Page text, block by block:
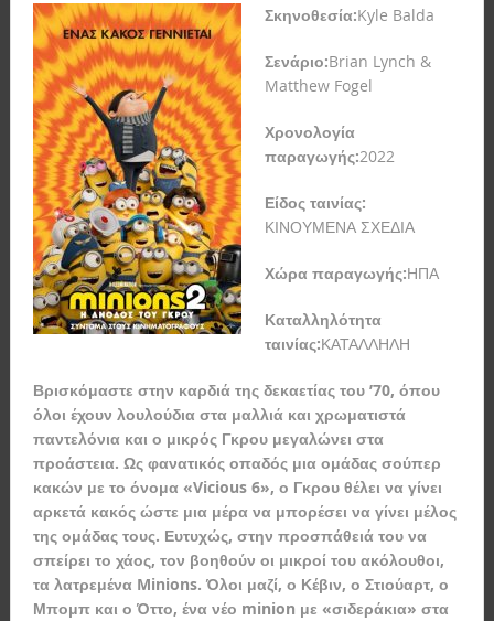
Σκηνοθεσία:Kyle Balda
Σενάριο:Brian Lynch &
Matthew Fogel
Χρονολογία
παραγωγής:2022
Είδος ταινίας:
ΚΙΝΟΥΜΕΝΑ ΣΧΕΔΙΑ
Χώρα παραγωγής:ΗΠΑ
Καταλληλότητα
ταινίας:ΚΑΤΑΛΛΗΛΗ
Βρισκόμαστε στην καρδιά της δεκαετίας του ’70, όπου
όλοι έχουν λουλούδια στα μαλλιά και χρωματιστά
παντελόνια και ο μικρός Γκρου μεγαλώνει στα
προάστεια. Ως φανατικός οπαδός μια ομάδας σούπερ
κακών με το όνομα «Vicious 6», ο Γκρου θέλει να γίνει
αρκετά κακός ώστε μια μέρα να μπορέσει να γίνει μέλος
της ομάδας τους. Ευτυχώς, στην προσπάθειά του να
σπείρει το χάος, τον βοηθούν οι μικροί του ακόλουθοι,
τα λατρεμένα Minions. Όλοι μαζί, ο Κέβιν, ο Στιούαρτ, ο
Μπομπ και ο Όττο, ένα νέο minion με «σιδεράκια» στα